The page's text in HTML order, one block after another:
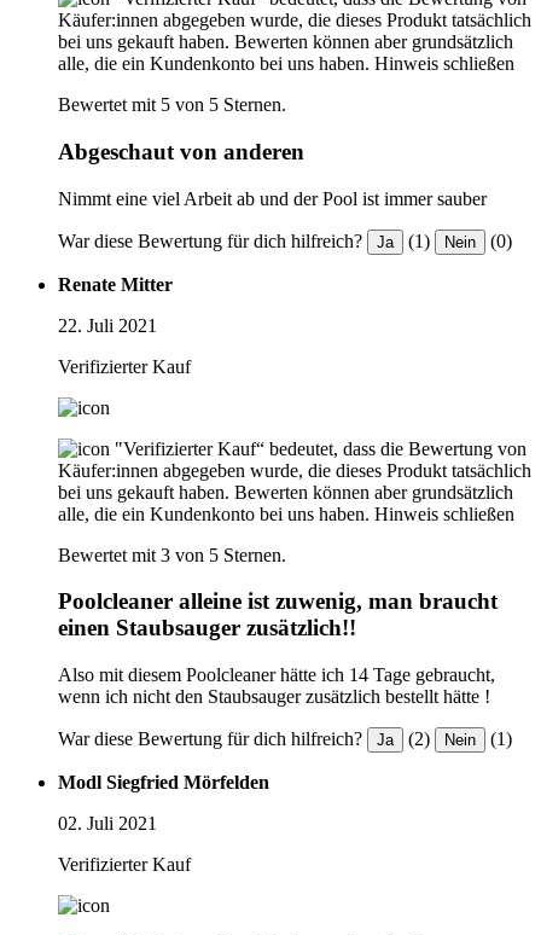
Käufer:innen abgegeben wurde, die dieses Produkt tatsächlich
bei uns gekauft haben. Bewerten können aber grundsätzlich
alle, die ein Kundenkonto bei uns haben. Hinweis schließen
Bewertet mit 5 von 5 Sternen.
Abgeschaut von anderen
Nimmt eine viel Arbeit ab und der Pool ist immer sauber
War diese Bewertung für dich hilfreich? Ja (1) Nein (0)
Renate Mitter
22. Juli 2021
Verifizierter Kauf
"Verifizierter Kauf“ bedeutet, dass die Bewertung von
Käufer:innen abgegeben wurde, die dieses Produkt tatsächlich
bei uns gekauft haben. Bewerten können aber grundsätzlich
alle, die ein Kundenkonto bei uns haben. Hinweis schließen
Bewertet mit 3 von 5 Sternen.
Poolcleaner alleine ist zuwenig, man braucht
einen Staubsauger zusätzlich!!
Also mit diesem Poolcleaner hätte ich 14 Tage gebraucht,
wenn ich nicht den Staubsauger zusätzlich bestellt hätte !
War diese Bewertung für dich hilfreich? Ja (2) Nein (1)
Modl Siegfried Mörfelden
02. Juli 2021
Verifizierter Kauf